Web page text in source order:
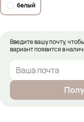
белый
Введите вашу почту,
вариант появится в